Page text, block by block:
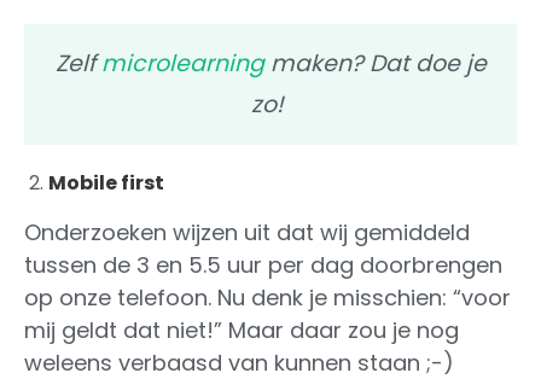
Zelfmicrolearningmaken? Dat doe je
zo!
Mobile first
Onderzoeken wijzen uit dat wij gemiddeld
tussen de 3 en 5.5 uur per dag doorbrengen
op onze telefoon. Nu denk je misschien: “voor
mij geldt dat niet!” Maar daar zou je nog
weleens verbaasd van kunnen staan ;-)